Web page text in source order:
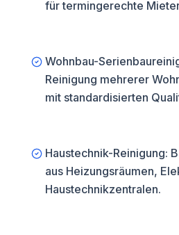
für termingerechte
Wohnbau-
Reinigung mehrerer
mit standardisierten
Haustechnik-Reinigung:
aus Heizungsräumen,
Haustechnikzentralen.